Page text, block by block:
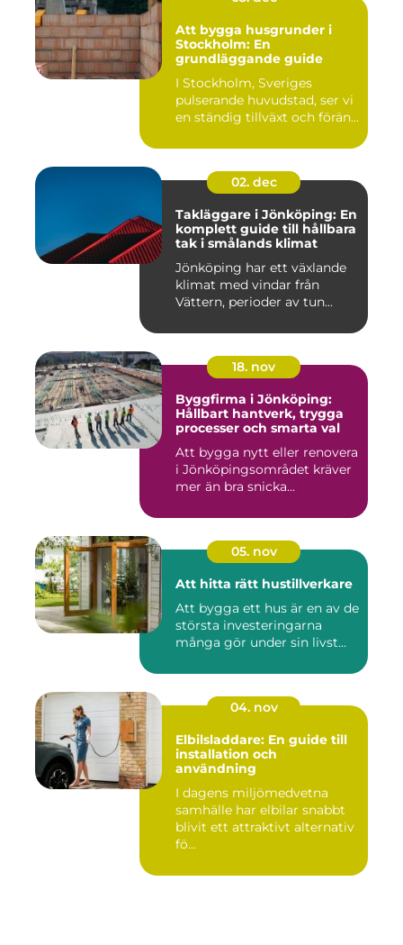
Att bygga husgrunder i
Stockholm: En
grundläggande guide
I Stockholm, Sveriges
pulserande huvudstad, ser vi
en ständig tillväxt och förän...
02. dec
Takläggare i Jönköping: En
komplett guide till hållbara
tak i smålands klimat
Jönköping har ett växlande
klimat med vindar från
Vättern, perioder av tun...
18. nov
Byggfirma i Jönköping:
Hållbart hantverk, trygga
processer och smarta val
Att bygga nytt eller renovera
i Jönköpingsområdet kräver
mer än bra snicka...
05. nov
Att hitta rätt hustillverkare
Att bygga ett hus är en av de
största investeringarna
många gör under sin livst...
04. nov
Elbilsladdare: En guide till
installation och
användning
I dagens miljömedvetna
samhälle har elbilar snabbt
blivit ett attraktivt alternativ
fö...